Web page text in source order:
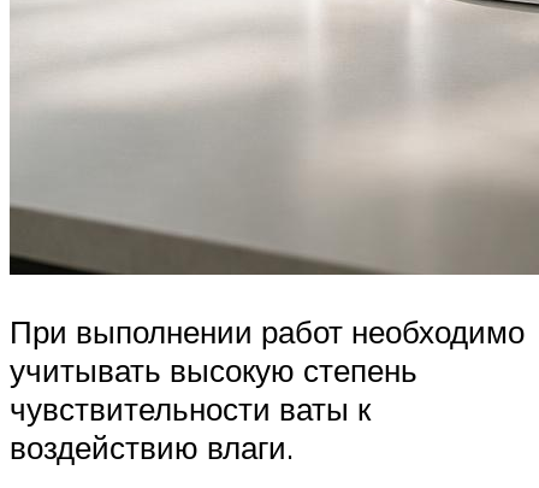
При выполнении работ необходимо
учитывать высокую степень
чувствительности ваты к
воздействию влаги.